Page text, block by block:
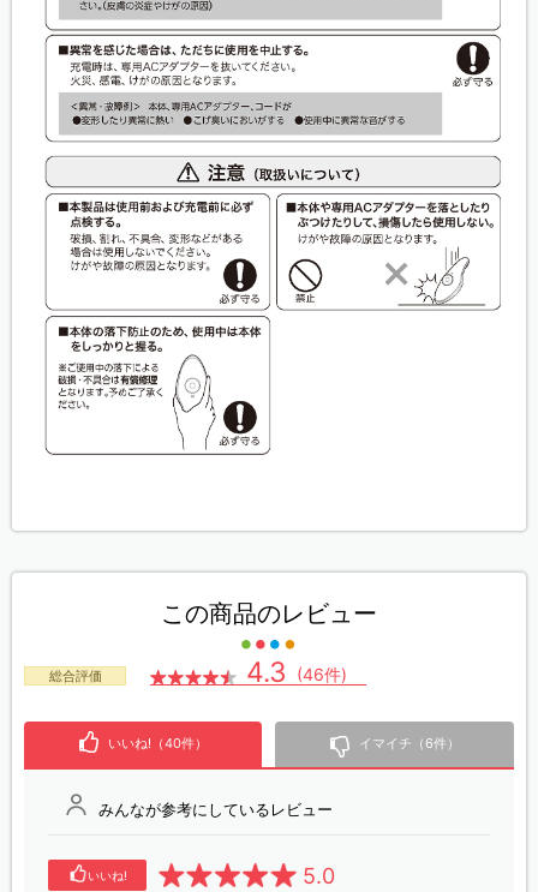
この商品のレビュー
総合評価 4.3 (46件)
いいね!（40件） イマイチ（6件）
みんなが参考にしているレビュー
いいね! 5.0